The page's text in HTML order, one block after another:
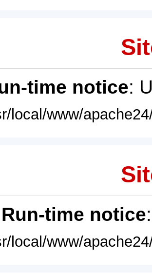
time notice:
local/www/
Run-time notice
local/www/